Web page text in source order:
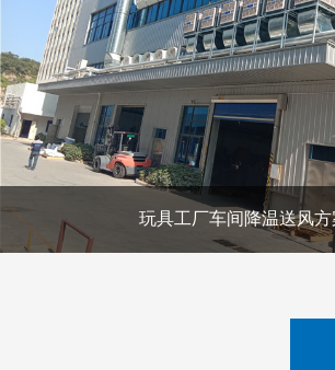
玩具工厂车间降温送风方